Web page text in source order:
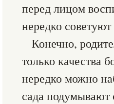
перед лицом
нередко
Конечно,
только качества
нередко можно
сада